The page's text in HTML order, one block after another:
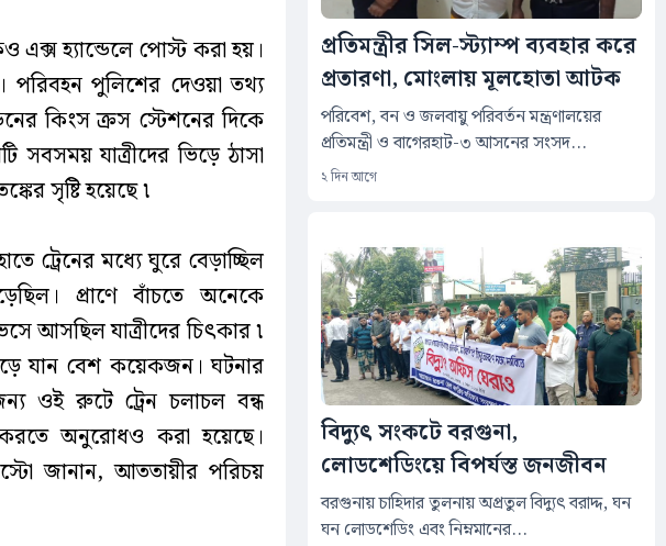
এক্স হ্যান্ডেলে পোস্ট করা হয়।
পরিবহন পুলিশের দেওয়া তথ্য
কিংস ক্রস স্টেশনের দিকে
সবসময় যাত্রীদের ভিড়ে ঠাসা
সৃষ্টি হয়েছে ৷
ট্রেনের মধ্যে ঘুরে বেড়াচ্ছিল
প্রাণে বাঁচতে অনেকে
আসছিল যাত্রীদের চিৎকার ৷
যান বেশ কয়েকজন। ঘটনার
ওই রুটে ট্রেন চলাচল বন্ধ
অনুরোধও করা হয়েছে।
জানান, আততায়ীর পরিচয়
প্রতিমন্ত্রীর সিল-স্ট্যাম্প ব্যবহার করে
প্রতারণা, মোংলায় মূলহোতা আটক
‎পরিবেশ, বন ও জলবায়ু পরিবর্তন মন্ত্রণালয়ের
প্রতিমন্ত্রী ও বাগেরহাট-৩ আসনের সংসদ...
২ দিন আগে
বিদ্যুৎ সংকটে বরগুনা,
লোডশেডিংয়ে বিপর্যস্ত জনজীবন
বরগুনায় চাহিদার তুলনায় অপ্রতুল বিদ্যুৎ বরাদ্দ, ঘন
ঘন লোডশেডিং এবং নিম্নমানের...